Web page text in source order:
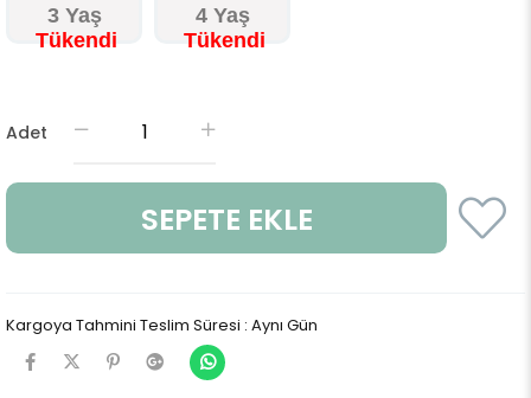
3 Yaş 4 Yaş
Adet
Kargoya Tahmini Teslim Süresi : Aynı Gün